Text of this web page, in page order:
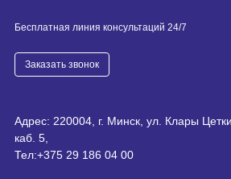
Бесплатная линия консультаций 24/7
Заказать звонок
Адрес: 220004, г. Минск, ул. Клары
каб. 5,
Тел:+375 29 186 04 00